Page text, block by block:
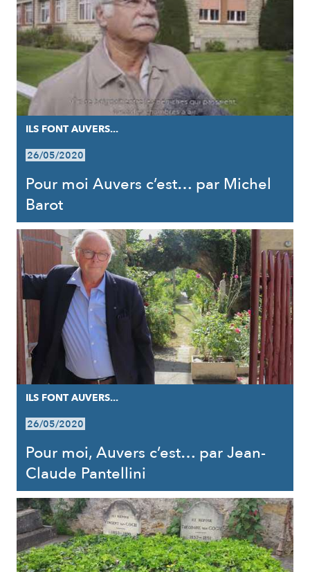
ILS FONT AUVERS...
26/05/2020
Pour moi Auvers c’est… par Michel
Barot
ILS FONT AUVERS...
26/05/2020
Pour moi, Auvers c’est… par Jean-
Claude Pantellini